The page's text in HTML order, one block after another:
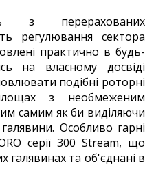
з перерахованих
регулювання сектора
практично в будь-
на власному досвіді
подібні роторні
з необмеженим
самим як би виділяючи
Особливо гарні
серії 300 Stream, що
та об'єднані в